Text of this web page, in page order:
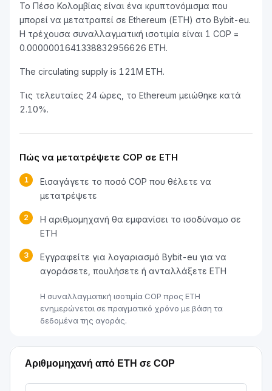
Το Πέσο Κολομβίας είναι ένα κρυπτονόμισμα που
μπορεί να μετατραπεί σε Ethereum (ETH) στο Bybit-eu.
Η τρέχουσα συναλλαγματική ισοτιμία είναι 1 COP =
0.0000001641338832956626 ETH.
The circulating supply is 121M ETH.
Τις τελευταίες 24 ώρες, το Ethereum μειώθηκε κατά
2.10%.
Πώς να μετατρέψετε COP σε ETH
1
Εισαγάγετε το ποσό COP που θέλετε να
μετατρέψετε
2
Η αριθμομηχανή θα εμφανίσει το ισοδύναμο σε
ETH
3
Εγγραφείτε για λογαριασμό Bybit-eu για να
αγοράσετε, πουλήσετε ή ανταλλάξετε ETH
Η συναλλαγματική ισοτιμία COP προς ETH
ενημερώνεται σε πραγματικό χρόνο με βάση τα
δεδομένα της αγοράς.
Αριθμομηχανή από ETH σε COP